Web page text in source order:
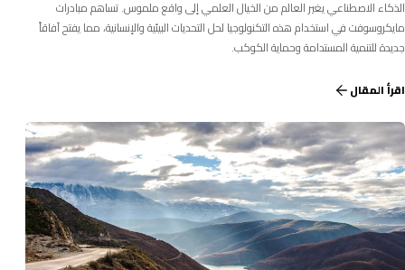
الذكاء الاصطناعي يغير العالم من الخيال العلمي إلى واقع ملموس. تساهم مبادرات
مايكروسوفت في استخدام هذه التكنولوجيا لحل التحديات البيئية والإنسانية، مما يفتح آفاقاً
جديدة للتنمية المستدامة وحماية الكوكب.
اقرأ المقال